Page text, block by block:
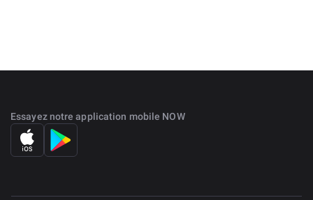
Essayez notre application mobile NOW